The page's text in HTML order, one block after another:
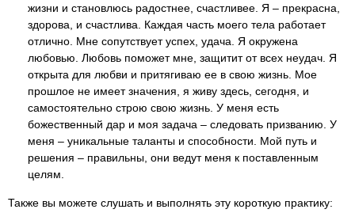
жизни и становлюсь радостнее, счастливее. Я – прекрасна,
здорова, и счастлива. Каждая часть моего тела работает
отлично. Мне сопутствует успех, удача. Я окружена
любовью. Любовь поможет мне, защитит от всех неудач. Я
открыта для любви и притягиваю ее в свою жизнь. Мое
прошлое не имеет значения, я живу здесь, сегодня, и
самостоятельно строю свою жизнь. У меня есть
божественный дар и моя задача – следовать призванию. У
меня – уникальные таланты и способности. Мой путь и
решения – правильны, они ведут меня к поставленным
целям.
Также вы можете слушать и выполнять эту короткую практику: